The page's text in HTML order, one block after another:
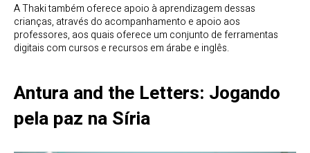
A Thaki também oferece apoio à aprendizagem dessas
crianças, através do acompanhamento e apoio aos
professores, aos quais oferece um conjunto de ferramentas
digitais com cursos e recursos em árabe e inglês.
Antura and the Letters: Jogando
pela paz na Síria